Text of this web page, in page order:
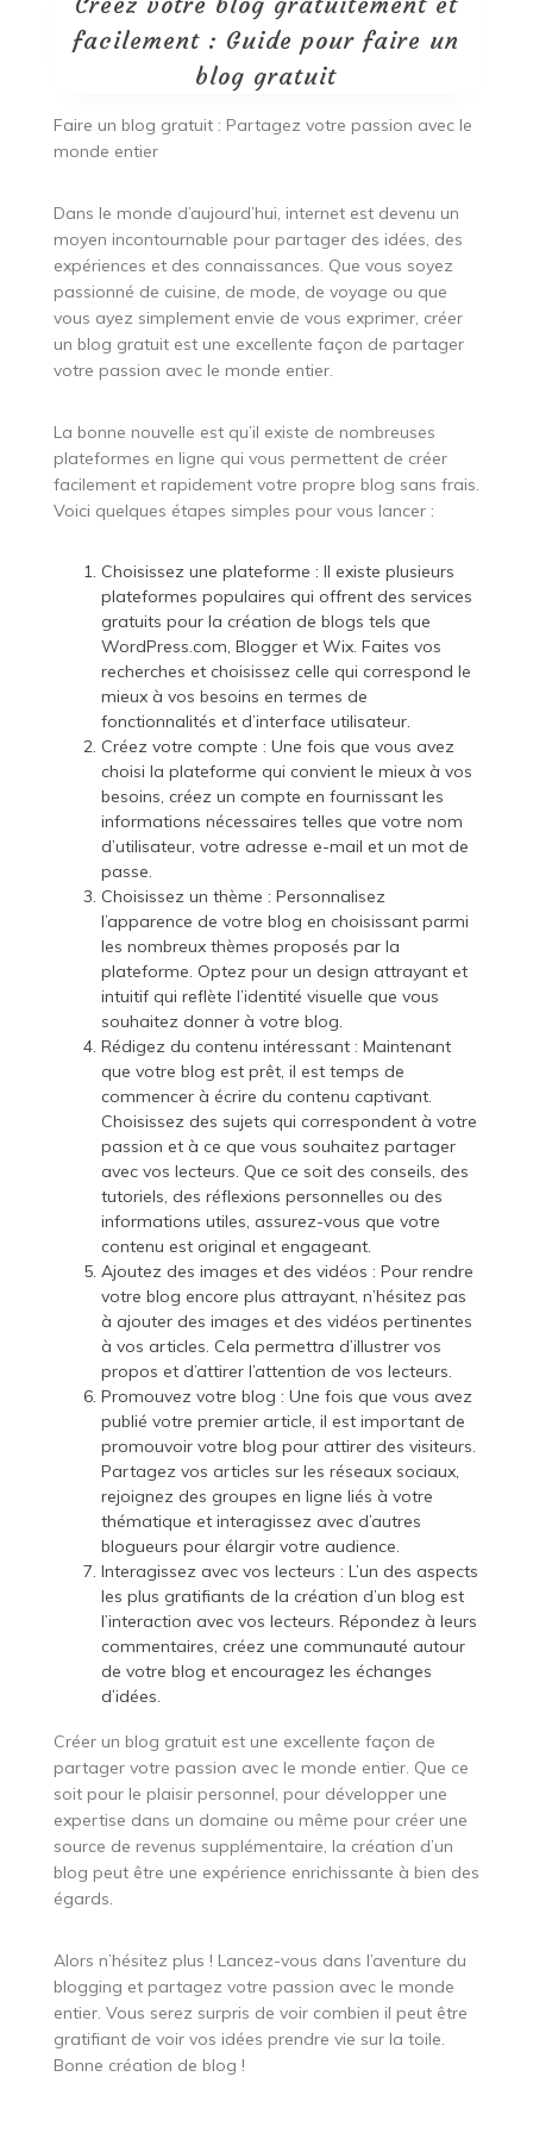
facilement : Guide pour faire un
blog gratuit
Faire un blog gratuit : Partagez votre passion avec le
monde entier
Dans le monde d’aujourd’hui, internet est devenu un
moyen incontournable pour partager des idées, des
expériences et des connaissances. Que vous soyez
passionné de cuisine, de mode, de voyage ou que
vous ayez simplement envie de vous exprimer, créer
un blog gratuit est une excellente façon de partager
votre passion avec le monde entier.
La bonne nouvelle est qu’il existe de nombreuses
plateformes en ligne qui vous permettent de créer
facilement et rapidement votre propre blog sans frais.
Voici quelques étapes simples pour vous lancer :
Choisissez une plateforme : Il existe plusieurs
plateformes populaires qui offrent des services
gratuits pour la création de blogs tels que
WordPress.com, Blogger et Wix. Faites vos
recherches et choisissez celle qui correspond le
mieux à vos besoins en termes de
fonctionnalités et d’interface utilisateur.
Créez votre compte : Une fois que vous avez
choisi la plateforme qui convient le mieux à vos
besoins, créez un compte en fournissant les
informations nécessaires telles que votre nom
d’utilisateur, votre adresse e-mail et un mot de
passe.
Choisissez un thème : Personnalisez
l’apparence de votre blog en choisissant parmi
les nombreux thèmes proposés par la
plateforme. Optez pour un design attrayant et
intuitif qui reflète l’identité visuelle que vous
souhaitez donner à votre blog.
Rédigez du contenu intéressant : Maintenant
que votre blog est prêt, il est temps de
commencer à écrire du contenu captivant.
Choisissez des sujets qui correspondent à votre
passion et à ce que vous souhaitez partager
avec vos lecteurs. Que ce soit des conseils, des
tutoriels, des réflexions personnelles ou des
informations utiles, assurez-vous que votre
contenu est original et engageant.
Ajoutez des images et des vidéos : Pour rendre
votre blog encore plus attrayant, n’hésitez pas
à ajouter des images et des vidéos pertinentes
à vos articles. Cela permettra d’illustrer vos
propos et d’attirer l’attention de vos lecteurs.
Promouvez votre blog : Une fois que vous avez
publié votre premier article, il est important de
promouvoir votre blog pour attirer des visiteurs.
Partagez vos articles sur les réseaux sociaux,
rejoignez des groupes en ligne liés à votre
thématique et interagissez avec d’autres
blogueurs pour élargir votre audience.
Interagissez avec vos lecteurs : L’un des aspects
les plus gratifiants de la création d’un blog est
l’interaction avec vos lecteurs. Répondez à leurs
commentaires, créez une communauté autour
de votre blog et encouragez les échanges
d’idées.
Créer un blog gratuit est une excellente façon de
partager votre passion avec le monde entier. Que ce
soit pour le plaisir personnel, pour développer une
expertise dans un domaine ou même pour créer une
source de revenus supplémentaire, la création d’un
blog peut être une expérience enrichissante à bien des
égards.
Alors n’hésitez plus ! Lancez-vous dans l’aventure du
blogging et partagez votre passion avec le monde
entier. Vous serez surpris de voir combien il peut être
gratifiant de voir vos idées prendre vie sur la toile.
Bonne création de blog !